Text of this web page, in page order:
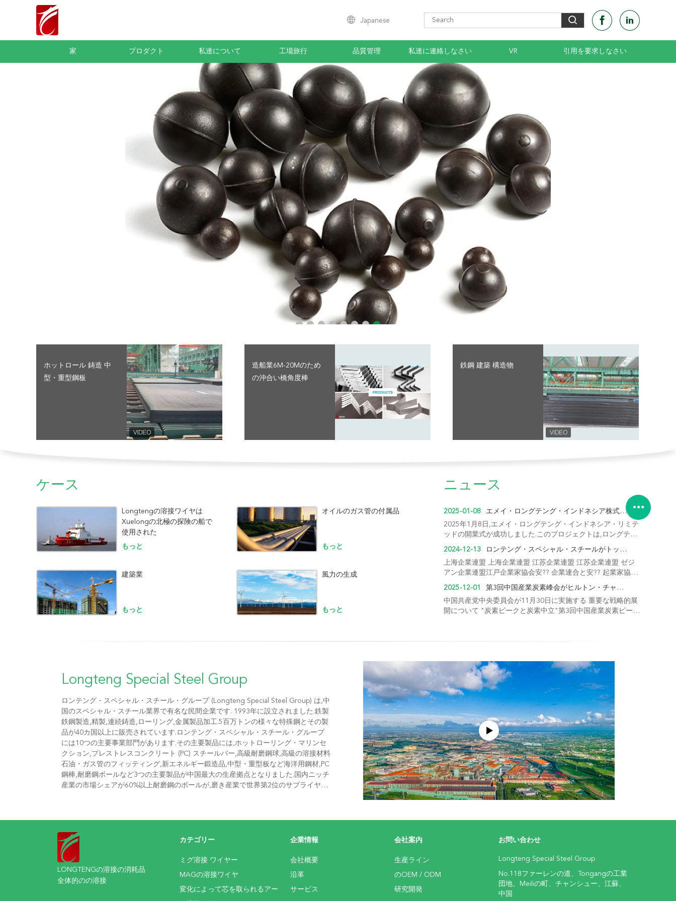
Japanese
家 プロダクト 私達について 工場旅行 品質管理 私達に連絡しなさい VR 引用を要求しなさい
ホットロール 鋳造 中
型・重型鋼板
造船業6M-20Mのため
の沖合い橋角度棒
鉄鋼 建築 構造物
ケース
Longtengの溶接ワイヤは
Xuelongの北極の探険の船で
使用された
もっと
オイルのガス管の付属品
もっと
建築業
もっと
風力の生成
もっと
ニュース
2025-01-08
エメイ・ロングテング・インドネシア株式会社 (株) の基石が成功裏に敷かれました...
2025年1月8日,エメイ・ロングテング・インドネシア・リミテ
ッドの開業式が成功しました.このプロジェクトは,ロングテン
グザンビア工場に続くもう一つの大きな海外プロジェクトで
あり,MEエレクメタルとの...
2024-12-13
ロンテング・スペシャル・スチールがトップ100に
上海企業連盟 上海企業連盟 江苏企業連盟 江苏企業連盟 ゼジ
アン企業連盟江戸企業家協会安?? 企業連合と安?? 起業家協会
が共同で"2024年 ヤンツェ川デルタのトップ100企業"を発表
2025-12-01
第3回中国産業炭素峰会がヒルトン・チャンシュ・ロングテングホテルで開催...
中国共産党中央委員会が11月30日に実施する 重要な戦略的展
開について "炭素ピークと炭素中立"第3回中国産業炭素ピーク
Longteng Special Steel Group
ロンテング・スペシャル・スチール・グループ (Longteng Special Steel Group) は,中
国のスペシャル・スチール業界で有名な民間企業です. 1993年に設立されました.鉄製
鉄鋼製造,精製,連続鋳造,ローリング,金属製品加工.5百万トンの様々な特殊鋼とその製
品が40カ国以上に販売されています.ロンテング・スペシャル・スチール・グループ
には10つの主要事業部門があります.その主要製品には,ホットローリング・マリンセ
クション,プレストレスコンクリート (PC) スチールバー,高級耐磨鋼球,高級の溶接材料
石油・ガス管のフィッティング,新エネルギー鍛造品,中型・重型板など海洋用鋼材,PC
鋼棒,耐磨鋼ボールなど3つの主要製品が中国最大の生産拠点となりました.国内ニッチ
産業の市場シェアが60%以上耐磨鋼のボールが,磨き産業で世界第2位のサプライヤ
LONGTENGの溶接の消耗品
全体的のの溶接
カテゴリー
ミグ溶接 ワイヤー
MAGの溶接ワイヤ
変化によって芯を取られるアー
企業情報
会社概要
沿革
サービス
会社案内
生産ライン
のOEM / ODM
研究開発
お問い合わせ
Longteng Special Steel Group
No.118ファーレンの道、Tongangの工業
団地、Meiliの町、チャンシュー、江蘇、
中国